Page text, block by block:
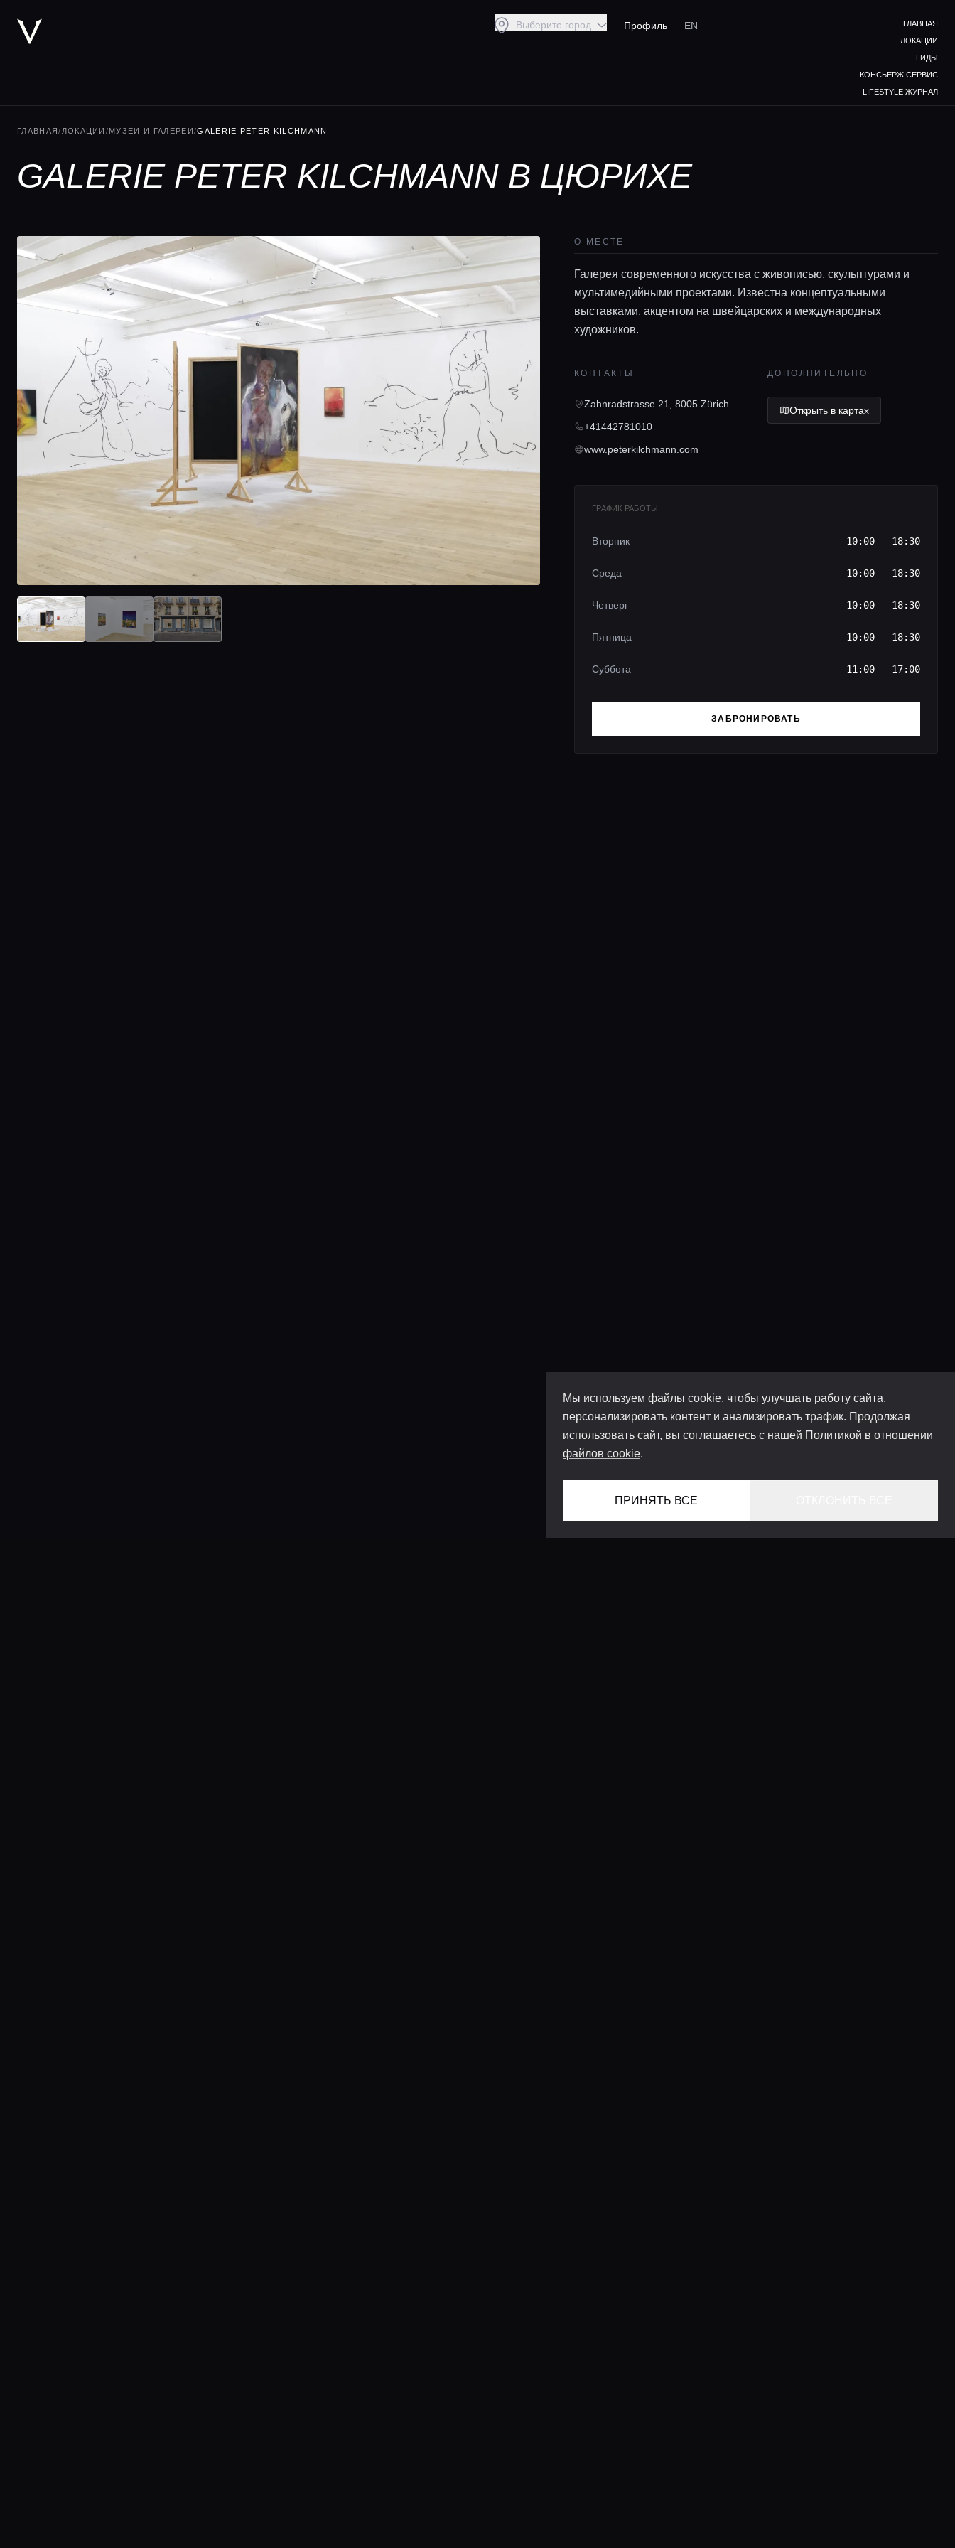
Мы используем файлы cookie, чтобы улучшать работу сайта,
персонализировать контент и анализировать трафик. Продолжая
использовать сайт, вы соглашаетесь с нашей Политикой в отношении
файлов cookie.
ПРИНЯТЬ ВСЕ
Выберите город Профиль EN
ГЛАВНАЯ
ЛОКАЦИИ
ГИДЫ
КОНСЬЕРЖ СЕРВИС
LIFESTYLE ЖУРНАЛ
ГЛАВНАЯ/ ЛОКАЦИИ /МУЗЕИ И ГАЛЕРЕИ/GALERIE PETER KILCHMANN
GALERIE PETER KILCHMANN В ЦЮРИХЕ
О МЕСТЕ
Галерея современного искусства с живописью, скульптурами и
мультимедийными проектами. Известна концептуальными
выставками, акцентом на швейцарских и международных
художников.
КОНТАКТЫ
Zahnradstrasse 21, 8005 Zürich
+41442781010
www.peterkilchmann.com
ДОПОЛНИТЕЛЬНО
Открыть в картах
ГРАФИК РАБОТЫ
Вторник 10:00 - 18:30
Среда 10:00 - 18:30
Четверг 10:00 - 18:30
Пятница 10:00 - 18:30
Суббота 11:00 - 17:00
ЗАБРОНИРОВАТЬ